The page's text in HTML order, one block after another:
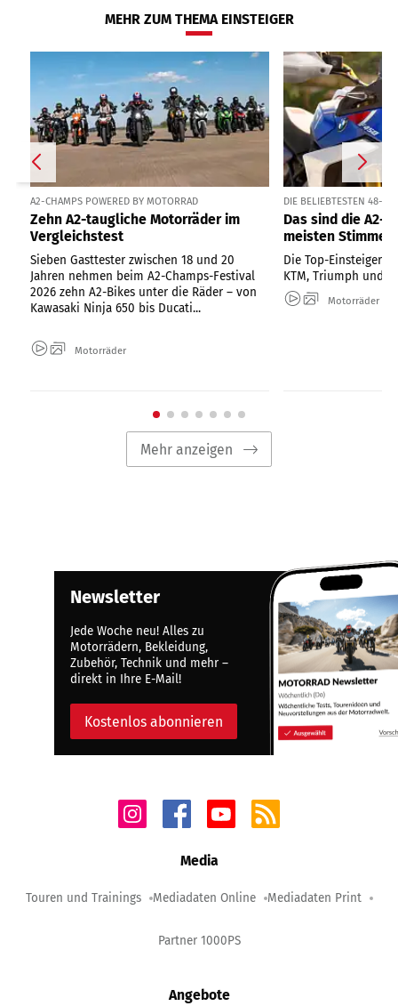
MEHR ZUM THEMA EINSTEIGER
A2-CHAMPS POWERED BY MOTORRAD
Zehn A2-taugliche Motorräder im
Vergleichstest
Sieben Gasttester zwischen 18 und 20
Jahren nehmen beim A2-Champs-Festival
2026 zehn A2-Bikes unter die Räder – von
Kawasaki Ninja 650 bis Ducati...
Motorräder
DIE BELIEBTESTEN 48-
Das sind die A2-
meisten Stimmen
Die Top-Einsteiger-
KTM, Triumph und
Motorräder
Mehr anzeigen
Newsletter
Jede Woche neu! Alles zu
Motorrädern, Bekleidung,
Zubehör, Technik und mehr –
direkt in Ihre E-Mail!
Kostenlos abonnieren
Media
Touren und Trainings Mediadaten Online Mediadaten Print
Partner 1000PS
Angebote